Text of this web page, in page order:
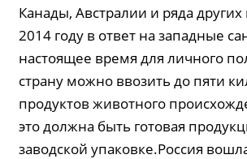
Канады, Австралии и ряда других
2014 году в ответ на западные
настоящее время для личного
страну можно ввозить до пяти
продуктов животного
это должна быть готовая
заводской упаковке.Россия